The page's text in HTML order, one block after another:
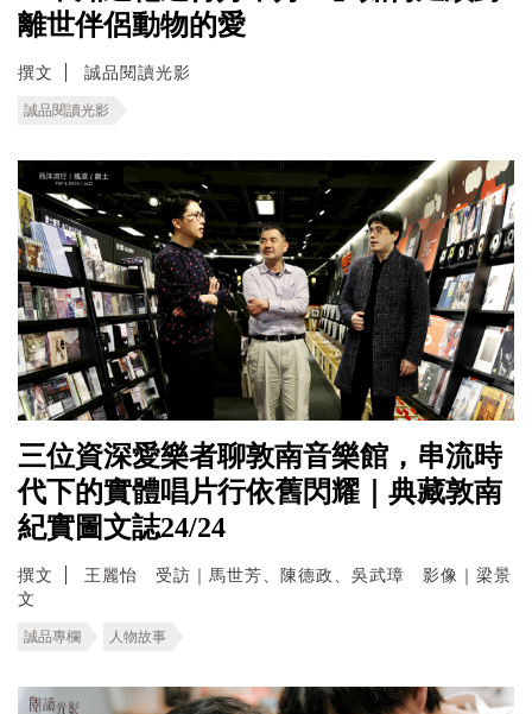
離世伴侶動物的愛
撰文 誠品閱讀光影
誠品閱讀光影
三位資深愛樂者聊敦南音樂館，串流時
代下的實體唱片行依舊閃耀｜典藏敦南
紀實圖文誌24/24
撰文
王麗怡 受訪｜馬世芳、陳德政、吳武璋 影像｜梁景
文
誠品專欄 人物故事